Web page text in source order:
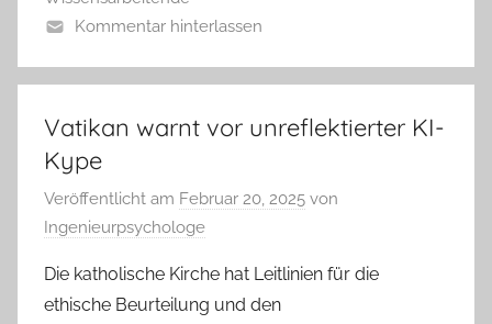
Kommentar hinterlassen
Vatikan warnt vor unreflektierter KI-
Kype
Veröffentlicht am Februar 20, 2025 von
Ingenieurpsychologe
Die katholische Kirche hat Leitlinien für die
ethische Beurteilung und den